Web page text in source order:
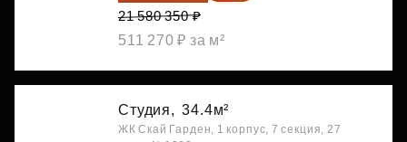
21 580 350 ₽
511 270 ₽ за м²
Студия, 34.4м²
ЖК Скай Гарден, 1 корпус, 7 секция, 27